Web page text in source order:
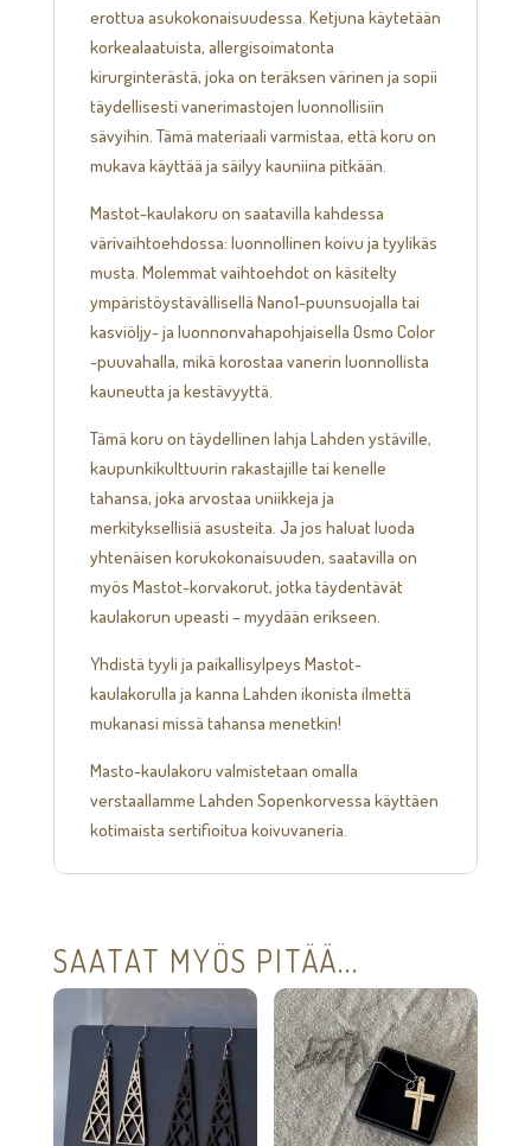
erottua asukokonaisuudessa. Ketjuna käytetään
korkealaatuista, allergisoimatonta
kirurginterästä, joka on teräksen värinen ja sopii
täydellisesti vanerimastojen luonnollisiin
sävyihin. Tämä materiaali varmistaa, että koru on
mukava käyttää ja säilyy kauniina pitkään.
Mastot-kaulakoru on saatavilla kahdessa
värivaihtoehdossa: luonnollinen koivu ja tyylikäs
musta. Molemmat vaihtoehdot on käsitelty
ympäristöystävällisellä Nano1-puunsuojalla tai
kasviöljy- ja luonnonvahapohjaisella Osmo Color
-puuvahalla, mikä korostaa vanerin luonnollista
kauneutta ja kestävyyttä.
Tämä koru on täydellinen lahja Lahden ystäville,
kaupunkikulttuurin rakastajille tai kenelle
tahansa, joka arvostaa uniikkeja ja
merkityksellisiä asusteita. Ja jos haluat luoda
yhtenäisen korukokonaisuuden, saatavilla on
myös Mastot-korvakorut, jotka täydentävät
kaulakorun upeasti – myydään erikseen.
Yhdistä tyyli ja paikallisylpeys Mastot-
kaulakorulla ja kanna Lahden ikonista ilmettä
mukanasi missä tahansa menetkin!
Masto-kaulakoru valmistetaan omalla
verstaallamme Lahden Sopenkorvessa käyttäen
kotimaista sertifioitua koivuvaneria.
SAATAT MYÖS PITÄÄ...